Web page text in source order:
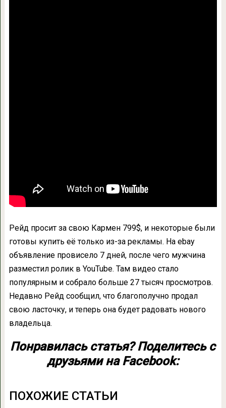
Рейд просит за свою Кармен 799$, и некоторые были
готовы купить её только из-за рекламы. На ebay
объявление провисело 7 дней, после чего мужчина
разместил ролик в YouTube. Там видео стало
популярным и собрало больше 27 тысяч просмотров.
Недавно Рейд сообщил, что благополучно продал
свою ласточку, и теперь она будет радовать нового
владельца.
Понравилась статья? Поделитесь с
друзьями на Facebook:
ПОХОЖИЕ СТАТЬИ